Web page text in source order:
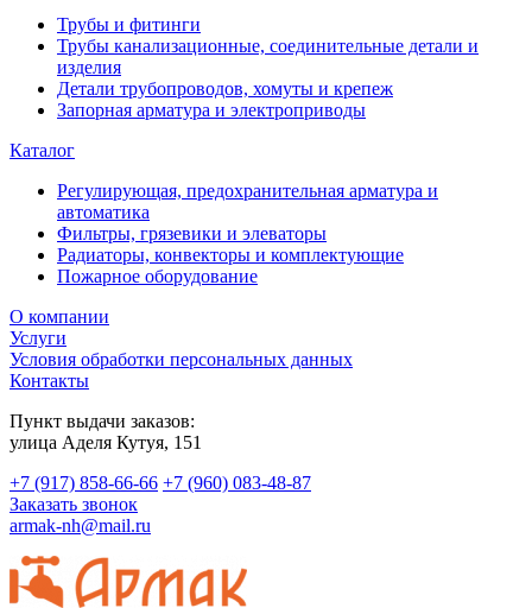
Трубы и фитинги
Трубы канализационные, соединительные детали и
изделия
Детали трубопроводов, хомуты и крепеж
Запорная арматура и электроприводы
Каталог
Регулирующая, предохранительная арматура и
автоматика
Фильтры, грязевики и элеваторы
Радиаторы, конвекторы и комплектующие
Пожарное оборудование
О компании
Услуги
Условия обработки персональных данных
Контакты
Пункт выдачи заказов:
​улица Аделя Кутуя, 151
+7 (917) 858-66-66 +7 (960) 083-48-87
Заказать звонок
armak-nh@mail.ru